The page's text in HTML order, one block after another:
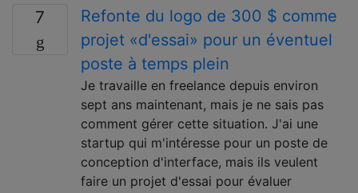
7
Refonte du logo de 300 $ comme
projet «d'essai» pour un éventuel
poste à temps plein
Je travaille en freelance depuis environ
sept ans maintenant, mais je ne sais pas
comment gérer cette situation. J'ai une
startup qui m'intéresse pour un poste de
conception d'interface, mais ils veulent
faire un projet d'essai pour évaluer